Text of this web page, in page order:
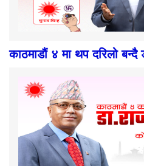
काठमाडौं ४ मा थप दरिलो बन्दै